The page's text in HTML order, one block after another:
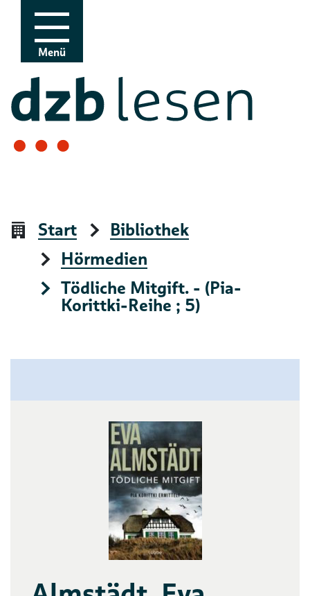
Zur Navigation
Zum Inhalt
Menü
Start
Bibliothek
Hörmedien
Tödliche Mitgift. - (Pia-
Korittki-Reihe ; 5)